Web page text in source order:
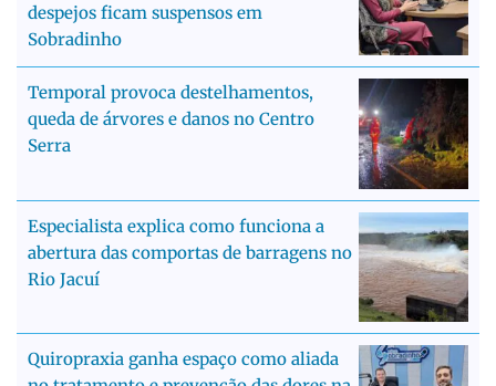
despejos ficam suspensos em
Sobradinho
Temporal provoca destelhamentos,
queda de árvores e danos no Centro
Serra
Especialista explica como funciona a
abertura das comportas de barragens no
Rio Jacuí
Quiropraxia ganha espaço como aliada